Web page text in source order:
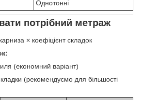
Однотонні
потрібний метраж
× коефіцієнт складок
(економний варіант)
(рекомендуємо для більшості